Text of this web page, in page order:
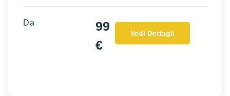
Da
99
€
Vedi Dettagli